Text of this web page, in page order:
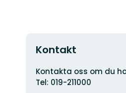
Kontakt
Adress
Kontakta oss om du
Tel: 019-211000